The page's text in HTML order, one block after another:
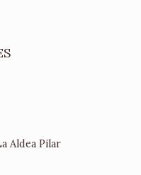
Aldea Pilar